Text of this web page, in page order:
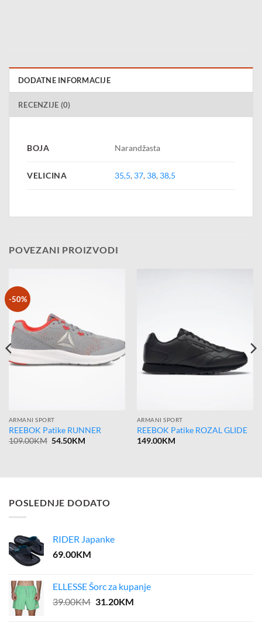
DODATNE INFORMACIJE
RECENZIJE (0)
BOJA Narandžasta
VELICINA 35,5, 37, 38, 38,5
POVEZANI PROIZVODI
-50%
ARMANI SPORT
REEBOK Patike RUNNER
109.00KM Original
54.50KMCurrent
ARMANI SPORT
REEBOK Patike ROZAL GLIDE
149.00KM
POSLEDNJE DODATO
RIDER Japanke
69.00KM
ELLESSE Šorc za kupanje
39.00KM Original
31.20KMCurrent